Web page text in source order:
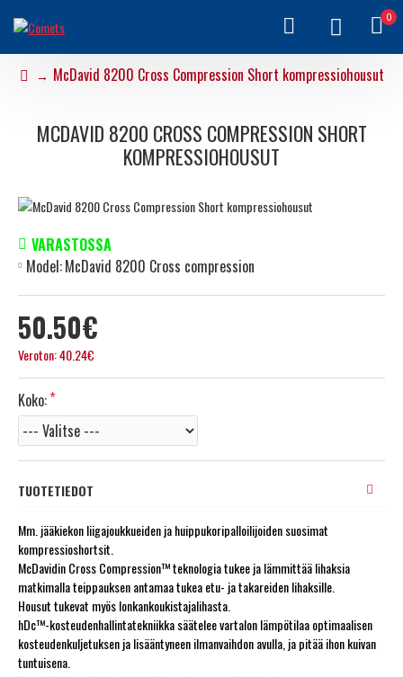
0
McDavid 8200 Cross Compression Short kompressiohousut
MCDAVID 8200 CROSS COMPRESSION SHORT
KOMPRESSIOHOUSUT
50.50€
Veroton: 40.24€
VARASTOSSA
Model:McDavid 8200 Cross compression
Koko:
TUOTETIEDOT
Mm. jääkiekon liigajoukkueiden ja huippukoripalloilijoiden suosimat
kompressioshortsit.
McDavidin Cross Compression™ teknologia tukee ja lämmittää lihaksia
matkimalla teippauksen antamaa tukea etu- ja takareiden lihaksille.
Housut tukevat myös lonkankoukistajalihasta.
hDc™-kosteudenhallintatekniikka säätelee vartalon lämpötilaa optimaalisen
kosteudenkuljetuksen ja lisääntyneen ilmanvaihdon avulla, ja pitää ihon kuivan
tuntuisena.